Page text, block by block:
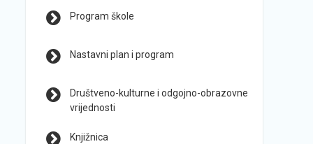
Program škole
Nastavni plan i program
Društveno-kulturne i odgojno-obrazovne
vrijednosti
Knjižnica